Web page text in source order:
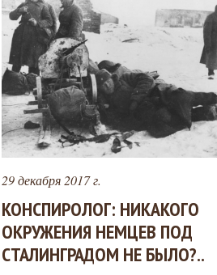
з
д
е
с
ь
29 декабря 2017 г.
КОНСПИРОЛОГ: НИКАКОГО
ОКРУЖЕНИЯ НЕМЦЕВ ПОД
СТАЛИНГРАДОМ НЕ БЫЛО?..